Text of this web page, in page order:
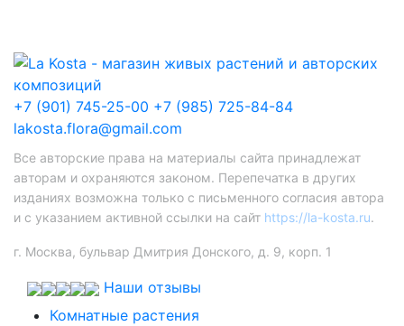
+7 (901) 745-25-00 +7 (985) 725-84-84
lakosta.flora@gmail.com
Все авторские права на материалы сайта принадлежат
авторам и охраняются законом. Перепечатка в других
изданиях возможна только с письменного согласия автора
и с указанием активной ссылки на сайт https://la-kosta.ru.
г. Москва, бульвар Дмитрия Донского, д. 9, корп. 1
Наши отзывы
Комнатные растения